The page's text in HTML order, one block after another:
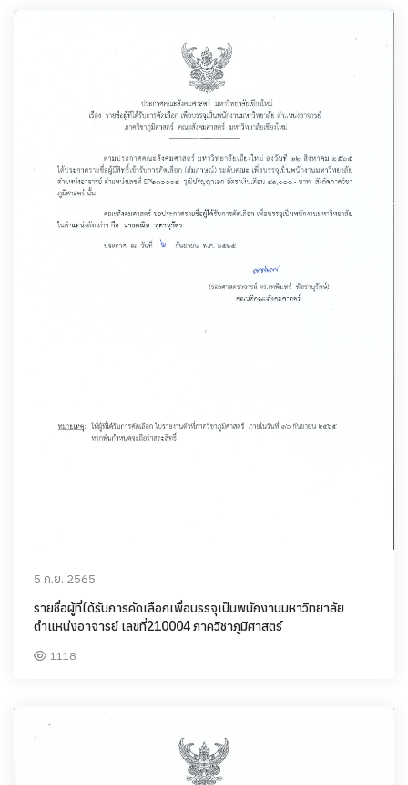
5 ก.ย. 2565
รายชื่อผู้ที่ได้รับการคัดเลือกเพื่อบรรจุเป็นพนักงานมหาวิทยาลัย
ตำแหน่งอาจารย์ เลขที่210004 ภาควิชาภูมิศาสตร์
1118